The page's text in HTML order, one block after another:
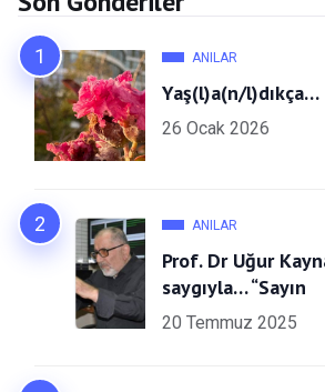
ANILAR
Yaş(l)a(n/l)dıkça…
26 Ocak 2026
ANILAR
Prof. Dr Uğur
saygıyla… “Sayın
20 Temmuz 2025